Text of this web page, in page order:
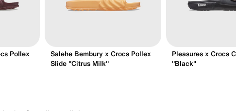
Pollex
Salehe Bembury x Crocs Pollex
Slide "Citrus Milk"
Pleasures x Crocs
"Black"